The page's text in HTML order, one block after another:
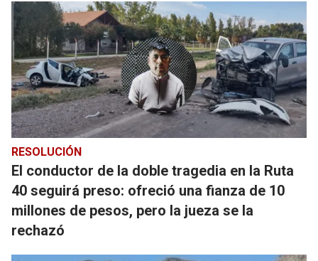
RESOLUCIÓN
El conductor de la doble tragedia en la Ruta
40 seguirá preso: ofreció una fianza de 10
millones de pesos, pero la jueza se la
rechazó